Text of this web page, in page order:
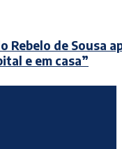
de Sousa
e em casa”